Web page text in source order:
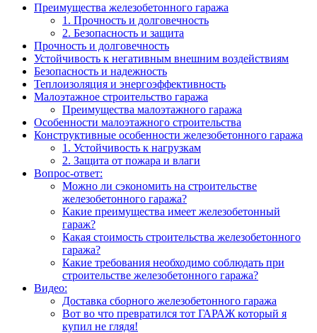
Преимущества железобетонного гаража
1. Прочность и долговечность
2. Безопасность и защита
Прочность и долговечность
Устойчивость к негативным внешним воздействиям
Безопасность и надежность
Теплоизоляция и энергоэффективность
Малоэтажное строительство гаража
Преимущества малоэтажного гаража
Особенности малоэтажного строительства
Конструктивные особенности железобетонного гаража
1. Устойчивость к нагрузкам
2. Защита от пожара и влаги
Вопрос-ответ:
Можно ли сэкономить на строительстве
железобетонного гаража?
Какие преимущества имеет железобетонный
гараж?
Какая стоимость строительства железобетонного
гаража?
Какие требования необходимо соблюдать при
строительстве железобетонного гаража?
Видео:
Доставка сборного железобетонного гаража
Вот во что превратился тот ГАРАЖ который я
купил не глядя!